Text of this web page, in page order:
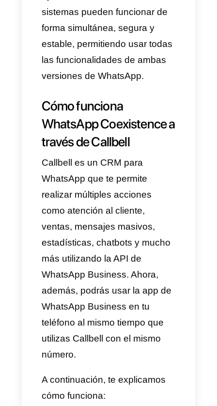
✔ La API oficial de WhatsApp
Business con todas sus
funciones avanzadas
✔ La app de WhatsApp
✔ Sin cierres de sesión
✔ Sin pérdida de mensajes
✔ Sin inestabilidad entre
dispositivos
Antes de esta funcionalidad,
conectar WhatsApp a la API
implicaba perder el acceso a la
aplicación móvil. Ahora, ambos
sistemas pueden funcionar de
forma simultánea, segura y
estable, permitiendo usar todas
las funcionalidades de ambas
versiones de WhatsApp.